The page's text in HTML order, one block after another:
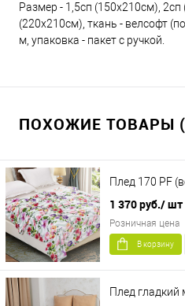
Размер - 1,5сп (150х210см),
(220х210см), ткань - велсофт
м, упаковка - пакет с ручкой.
ПОХОЖИЕ ТОВАРЫ
Плед 170 PF
1 370 руб./ шт
Розничная цена
В корзину
Плед гладкий